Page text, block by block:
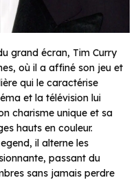
grand écran, Tim Curry
où il a affiné son jeu et
qui le caractérise
et la télévision lui
charisme unique et sa
hauts en couleur.
, il alterne les
passant du
sans jamais perdre